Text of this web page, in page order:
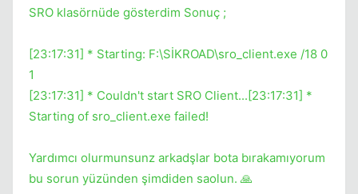
SRO klasörnüde gösterdim Sonuç ;
[23:17:31] * Starting: F:\SİKROAD\sro_client.exe /18 0
1
[23:17:31] * Couldn't start SRO Client...[23:17:31] *
Starting of sro_client.exe failed!
Yardımcı olurmunsunz arkadşlar bota bırakamıyorum
bu sorun yüzünden şimdiden saolun. 🙏